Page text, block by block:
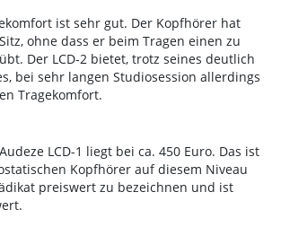
ist sehr gut. Der Kopfhörer hat
ohne dass er beim Tragen einen zu
Der LCD-2 bietet, trotz seines deutlich
bei sehr langen Studiosession allerdings
Tragekomfort.
LCD-1 liegt bei ca. 450 Euro. Das ist
Kopfhörer auf diesem Niveau
preiswert zu bezeichnen und ist